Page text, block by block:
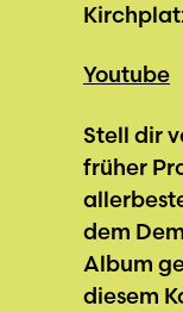
Youtube
Stell dir
früher
dem
Album
diesem